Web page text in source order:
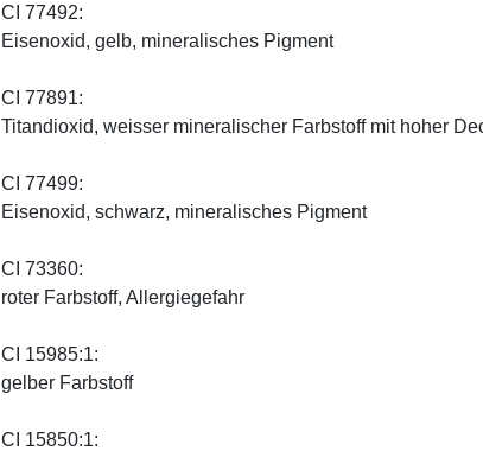
CI 77492:
Eisenoxid, gelb, mineralisches Pigment
CI 77891:
Titandioxid, weisser mineralischer Farbstoff mit hoher
CI 77499:
Eisenoxid, schwarz, mineralisches Pigment
CI 73360:
roter Farbstoff, Allergiegefahr
CI 15985:1:
gelber Farbstoff
CI 15850:1: